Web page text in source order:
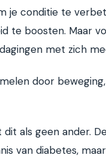
je conditie te
te boosten. Maar
met zich
door
als geen ander.
van diabetes,